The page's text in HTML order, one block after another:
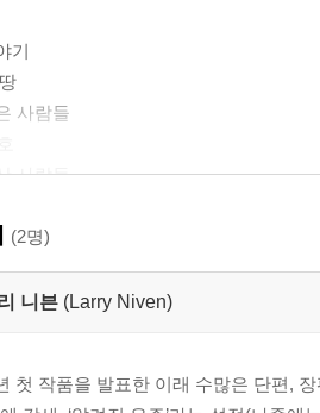
기
사람들
사람들
의 성채
닥 면
(2명)
니븐 (Larry Niven)
첫 작품을 발표한 이래 수많은 단편,